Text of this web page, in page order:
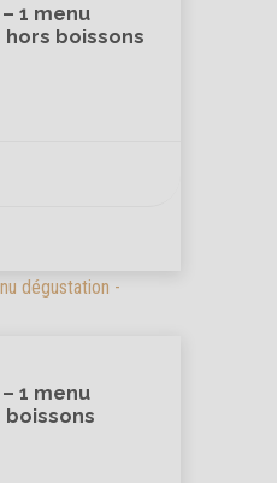
1 menu
boissons
1 menu